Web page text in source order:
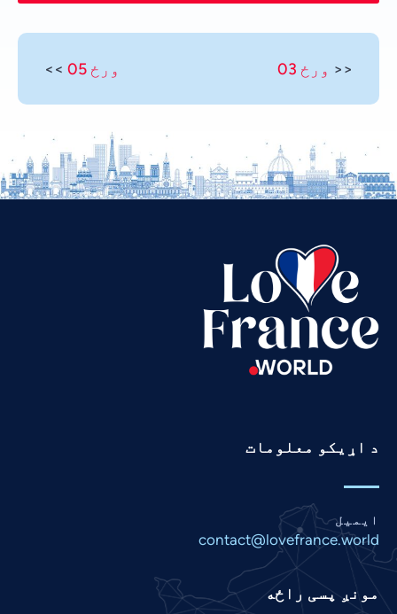
<< ورځ 03 ورځ 05 >>
د اړیکو معلومات
ایمیل
contact@lovefrance.world
مونږ پسی راځه
Khmer
Korean
Malay
Marathi
Panjabi
Romanian
Russian
Spanish
Swahili
Tamil
Thai
Urdu